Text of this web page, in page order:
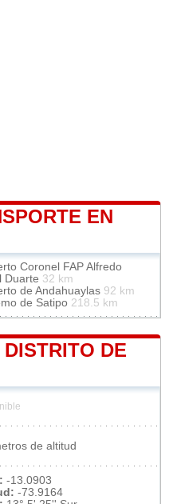
EN
Coronel FAP Alfredo
Duarte 32 km
de Andahuaylas 92 km
de Satipo 218.5 km
DE
de altitud
-13.0903
-73.9164